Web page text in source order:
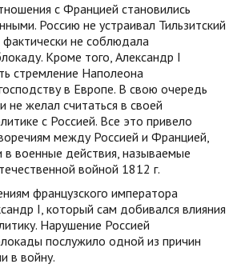
с Францией становились
Россию не устраивал Тильзитский
фактически не соблюдала
Кроме того, Александр I
стремление Наполеона
в Европе. В свою очередь
не желал считаться в своей
с Россией. Все это привело
между Россией и Францией,
в военные действия, называемые
войной 1812 г.
французского императора
I, который сам добивался влияния
Нарушение Россией
послужило одной из причин
в войну.